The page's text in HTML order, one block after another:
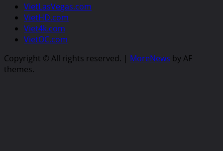
VietLasVegas.com
VietHD.com
Viet4k.com
VietOC.com
Copyright © All rights reserved. | MoreNews by AF
themes.